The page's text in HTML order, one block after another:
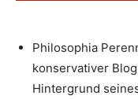
Philosophia
konservativer
Hintergrund